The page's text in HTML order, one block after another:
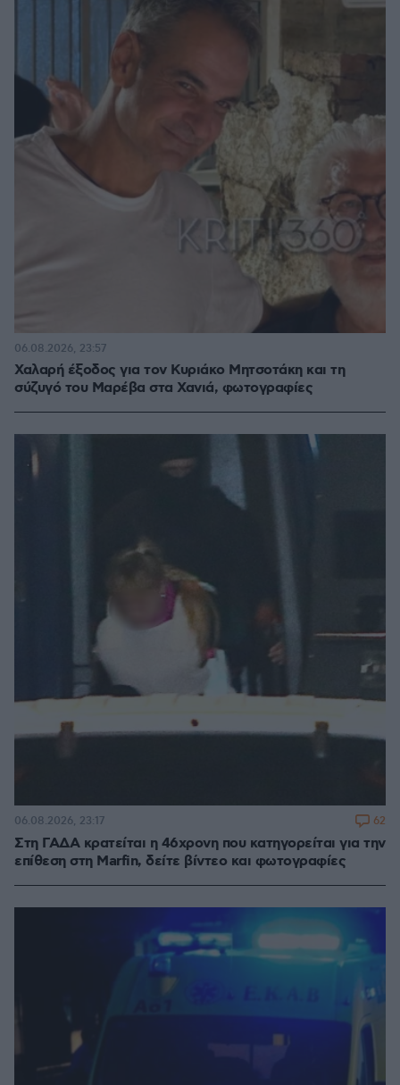
Χαλαρή έξοδος για τον Κυριάκο Μητσοτάκη και τη
σύζυγό του Μαρέβα στα Χανιά, φωτογραφίες
06.08.2026, 23:57
Στη ΓΑΔΑ κρατείται η 46χρονη που κατηγορείται για την
επίθεση στη Marfin, δείτε βίντεο και φωτογραφίες
06.08.2026, 23:17 62